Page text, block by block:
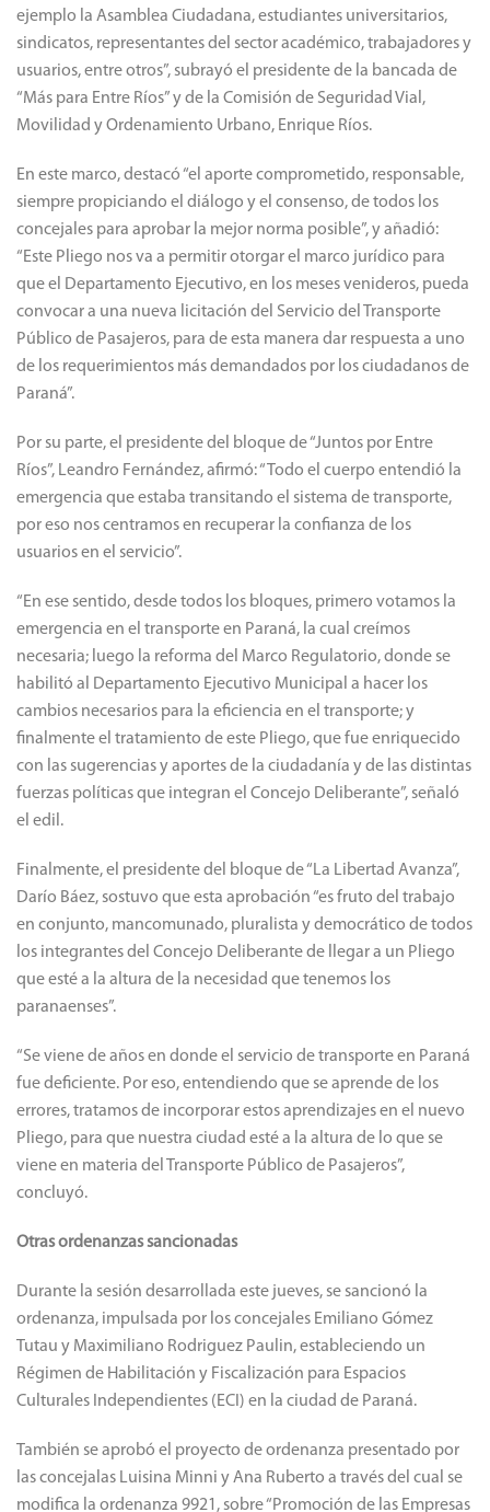
ejemplo la Asamblea Ciudadana, estudiantes universitarios,
sindicatos, representantes del sector académico, trabajadores y
usuarios, entre otros”, subrayó el presidente de la bancada de
“Más para Entre Ríos” y de la Comisión de Seguridad Vial,
Movilidad y Ordenamiento Urbano, Enrique Ríos.
En este marco, destacó “el aporte comprometido, responsable,
siempre propiciando el diálogo y el consenso, de todos los
concejales para aprobar la mejor norma posible”, y añadió:
“Este Pliego nos va a permitir otorgar el marco jurídico para
que el Departamento Ejecutivo, en los meses venideros, pueda
convocar a una nueva licitación del Servicio del Transporte
Público de Pasajeros, para de esta manera dar respuesta a uno
de los requerimientos más demandados por los ciudadanos de
Paraná”.
Por su parte, el presidente del bloque de “Juntos por Entre
Ríos”, Leandro Fernández, afirmó: “Todo el cuerpo entendió la
emergencia que estaba transitando el sistema de transporte,
por eso nos centramos en recuperar la confianza de los
usuarios en el servicio”.
“En ese sentido, desde todos los bloques, primero votamos la
emergencia en el transporte en Paraná, la cual creímos
necesaria; luego la reforma del Marco Regulatorio, donde se
habilitó al Departamento Ejecutivo Municipal a hacer los
cambios necesarios para la eficiencia en el transporte; y
finalmente el tratamiento de este Pliego, que fue enriquecido
con las sugerencias y aportes de la ciudadanía y de las distintas
fuerzas políticas que integran el Concejo Deliberante”, señaló
el edil.
Finalmente, el presidente del bloque de “La Libertad Avanza”,
Darío Báez, sostuvo que esta aprobación “es fruto del trabajo
en conjunto, mancomunado, pluralista y democrático de todos
los integrantes del Concejo Deliberante de llegar a un Pliego
que esté a la altura de la necesidad que tenemos los
paranaenses”.
“Se viene de años en donde el servicio de transporte en Paraná
fue deficiente. Por eso, entendiendo que se aprende de los
errores, tratamos de incorporar estos aprendizajes en el nuevo
Pliego, para que nuestra ciudad esté a la altura de lo que se
viene en materia del Transporte Público de Pasajeros”,
concluyó.
Otras ordenanzas sancionadas
Durante la sesión desarrollada este jueves, se sancionó la
ordenanza, impulsada por los concejales Emiliano Gómez
Tutau y Maximiliano Rodriguez Paulin, estableciendo un
Régimen de Habilitación y Fiscalización para Espacios
Culturales Independientes (ECI) en la ciudad de Paraná.
También se aprobó el proyecto de ordenanza presentado por
las concejalas Luisina Minni y Ana Ruberto a través del cual se
modifica la ordenanza 9921, sobre “Promoción de las Empresas